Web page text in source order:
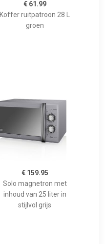
€ 61.99
Koffer ruitpatroon 28 L
groen
€ 159.95
Solo magnetron met
inhoud van 25 liter in
stijlvol grijs